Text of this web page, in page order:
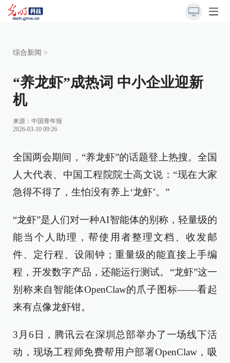
综合新闻 >
“养龙虾”成热词 中小企业迎新
机
来源： 中国青年报
2026-03-10 09:26
全国两会期间，“养龙虾”的话题登上热搜。全国
人大代表、中国工程院院士高文说：“现在大家
急得不得了，生怕没有养上‘龙虾’。”
“龙虾”是人们对一种AI智能体的别称，轻量级的
能当个人助理，帮使用者整理文档、收发邮
件、定行程、设闹钟；重量级的能直接上手编
程，开发数字产品，还能运行测试。“龙虾”这一
别称来自智能体OpenClaw的爪子图标——看起
来有点像龙虾钳。
3月6日，腾讯云在深圳总部举办了一场线下活
动，现场工程师免费帮用户部署OpenClaw，吸